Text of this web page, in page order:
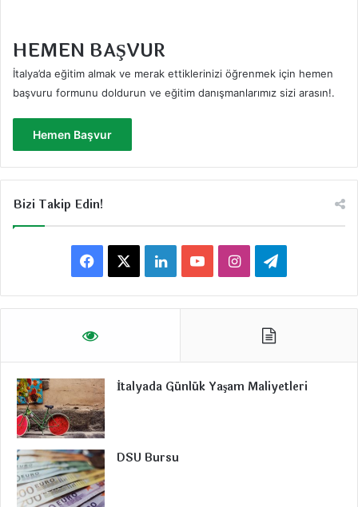
HEMEN BAŞVUR
İtalya’da eğitim almak ve merak ettiklerinizi öğrenmek için hemen
başvuru formunu doldurun ve eğitim danışmanlarımız sizi arasın!.
Hemen Başvur
Bizi Takip Edin!
a
b
o
o
k
L
i
e
I
o
u
I
n
a
e
g
İtalyada Günlük Yaşam Maliyetleri
DSU Bursu